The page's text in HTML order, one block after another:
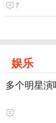
7
娱乐
多个明星